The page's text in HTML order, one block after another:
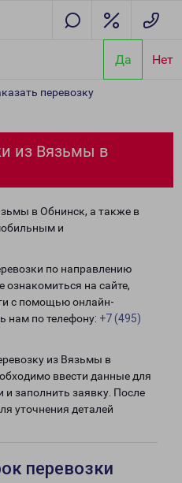
Да Нет
перевозку
из Вязьмы в
в Обнинск, а также в
и
по направлению
на сайте,
с помощью онлайн-
нам по телефону: +7 (495)
из Вязьмы в
ввести данные для
и заполнить заявку. После
уточнения деталей
перевозки